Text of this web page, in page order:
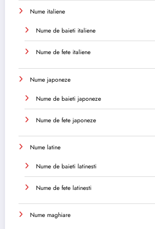
Nume italiene
Nume de baieti italiene
Nume de fete italiene
Nume japoneze
Nume de baieti japoneze
Nume de fete japoneze
Nume latine
Nume de baieti latinesti
Nume de fete latinesti
Nume maghiare